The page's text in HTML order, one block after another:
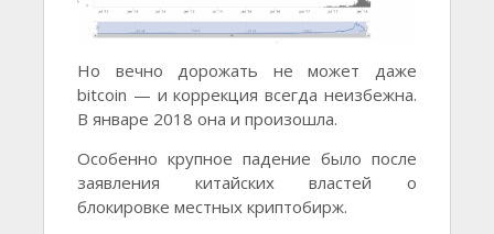
Но вечно дорожать не может даже
bitcoin — и коррекция всегда неизбежна.
В январе 2018 она и произошла.
Особенно крупное падение было после
заявления китайских властей о
блокировке местных криптобирж.